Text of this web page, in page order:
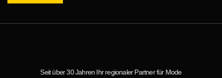
Seit über 30 Jahren Ihr regionaler Partner für Mode